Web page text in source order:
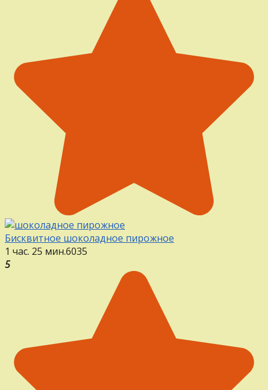
Бисквитное шоколадное пирожное
1 час. 25 мин.6035
5